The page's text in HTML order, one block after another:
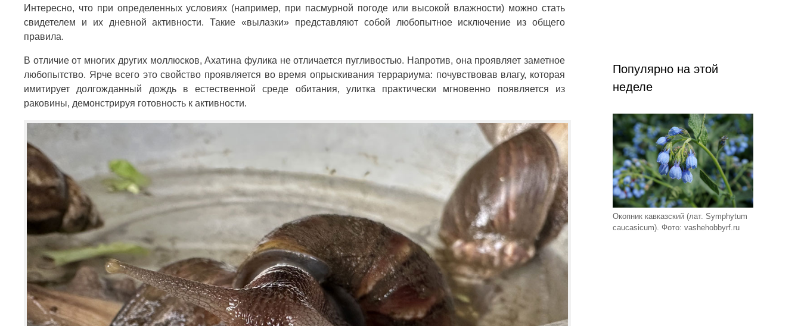
Интересно, что при определенных условиях (например, при пасмурной погоде или высокой влажности) можно стать
свидетелем и их дневной активности. Такие «вылазки» представляют собой любопытное исключение из общего
правила.
В отличие от многих других моллюсков, Ахатина фулика не отличается пугливостью. Напротив, она проявляет заметное
любопытство. Ярче всего это свойство проявляется во время опрыскивания террариума: почувствовав влагу, которая
имитирует долгожданный дождь в естественной среде обитания, улитка практически мгновенно появляется из
раковины, демонстрируя готовность к активности.
Популярно на этой
неделе
Окопник кавказский (лат. Symphytum
caucasicum). Фото: vashehobbyrf.ru